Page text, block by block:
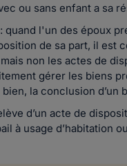
ou sans enfant a sa
: quand l'un des époux
de sa part, il est
non les actes de
gérer les biens
la conclusion d’un
d’un acte de
à usage d’habitation